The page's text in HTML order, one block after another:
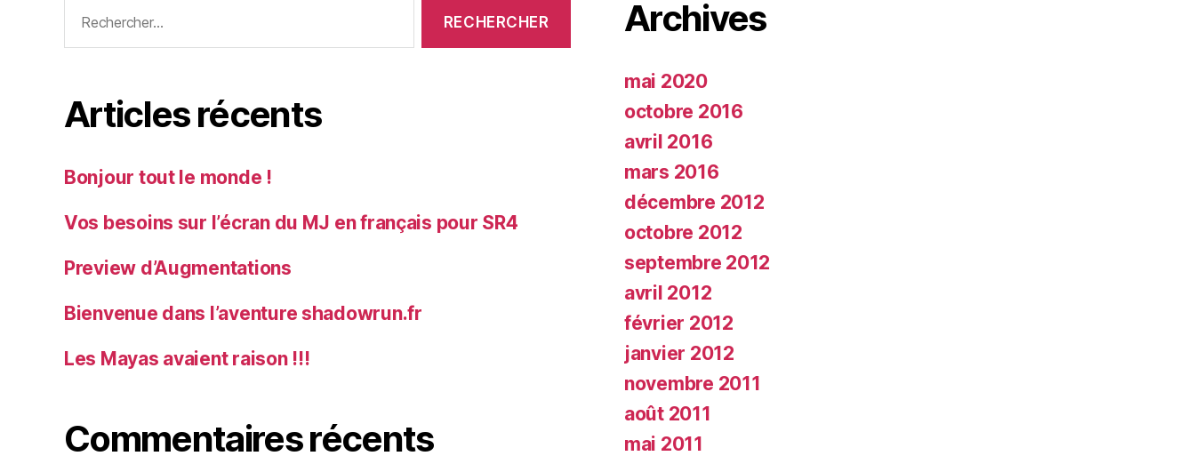
Articles récents
Bonjour tout le monde !
Vos besoins sur l’écran du MJ en français pour SR4
Preview d’Augmentations
Bienvenue dans l’aventure shadowrun.fr
Les Mayas avaient raison !!!
Commentaires récents
Archives
mai 2020
octobre 2016
avril 2016
mars 2016
décembre 2012
octobre 2012
septembre 2012
avril 2012
février 2012
janvier 2012
novembre 2011
août 2011
mai 2011